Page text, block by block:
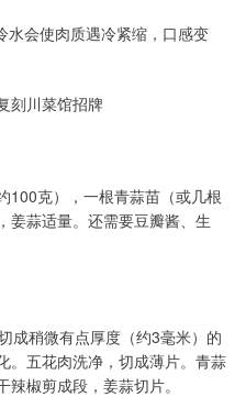
水会使肉质遇冷紧缩，口感变
刻川菜馆招牌
100克），一根青蒜苗（或几根
姜蒜适量。还需要豆瓣酱、生
成稍微有点厚度（约3毫米）的
。五花肉洗净，切成薄片。青蒜
椒剪成段，姜蒜切片。